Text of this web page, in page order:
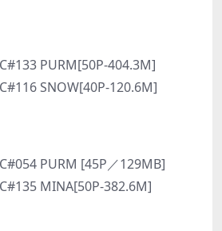
PURM[50P-404.3M]
SNOW[40P-120.6M]
PURM [45P／129MB]
MINA[50P-382.6M]